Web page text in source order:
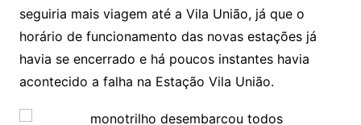
seguiria mais viagem até a Vila União, já que o
horário de funcionamento das novas estações já
havia se encerrado e há poucos instantes havia
acontecido a falha na Estação Vila União.